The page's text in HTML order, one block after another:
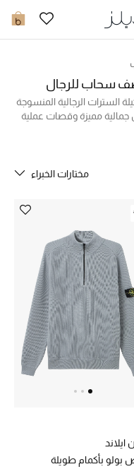
0
سحاب للرجال
السترات الرجالية المنسوجة
مميزة وقصات عملية
أشهر الماركات العالمية،
الفخمة التي تواكب
مختارات الخبراء
بولو بأكمام طويلة